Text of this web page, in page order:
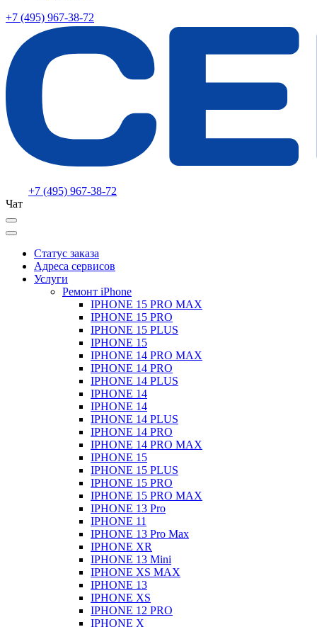
+7 (495) 967-38-72
+7 (495) 967-38-72
Чат
Статус заказа
Адреса сервисов
Услуги
Ремонт iPhone
IPHONE 15 PRO MAX
IPHONE 15 PRO
IPHONE 15 PLUS
IPHONE 15
IPHONE 14 PRO MAX
IPHONE 14 PRO
IPHONE 14 PLUS
IPHONE 14
IPHONE 14
IPHONE 14 PLUS
IPHONE 14 PRO
IPHONE 14 PRO MAX
IPHONE 15
IPHONE 15 PLUS
IPHONE 15 PRO
IPHONE 15 PRO MAX
IPHONE 13 Pro
IPHONE 11
IPHONE 13 Pro Max
IPHONE XR
IPHONE 13 Mini
IPHONE XS MAX
IPHONE 13
IPHONE XS
IPHONE 12 PRO
IPHONE X